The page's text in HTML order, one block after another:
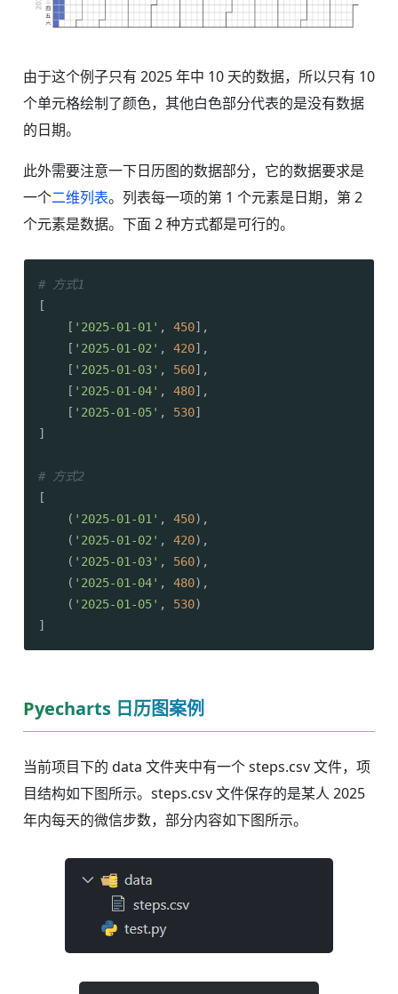
由于这个例子只有 2025 年中 10 天的数据，所以只有 10
个单元格绘制了颜色，其他白色部分代表的是没有数据
的日期。
此外需要注意一下日历图的数据部分，它的数据要求是
一个二维列表。列表每一项的第 1 个元素是日期，第 2
个元素是数据。下面 2 种方式都是可行的。
# 方式1
[
    [
'2025-01-01' , 450],
    [
'2025-01-02' , 420],
    [
'2025-01-03' , 560],
    [
'2025-01-04' , 480],
    [
'2025-01-05' , 530]
]
# 方式2
[
    (
'2025-01-01' , 450),
    (
'2025-01-02' , 420),
    (
'2025-01-03' , 560),
    (
'2025-01-04' , 480),
    (
'2025-01-05' , 530)
Pyecharts 日历图案例
当前项目下的 data 文件夹中有一个 steps.csv 文件，项
目结构如下图所示。steps.csv 文件保存的是某人 2025
年内每天的微信步数，部分内容如下图所示。